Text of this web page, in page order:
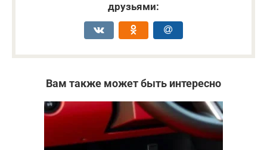
друзьями:
Вам также может быть интересно